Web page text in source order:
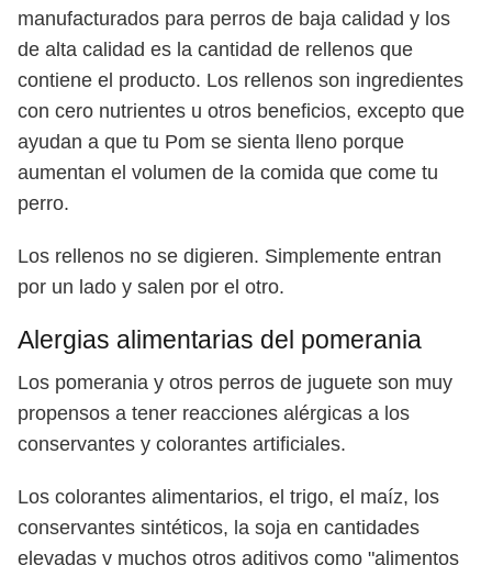
manufacturados para perros de baja calidad y los
de alta calidad es la cantidad de rellenos que
contiene el producto. Los rellenos son ingredientes
con cero nutrientes u otros beneficios, excepto que
ayudan a que tu Pom se sienta lleno porque
aumentan el volumen de la comida que come tu
perro.
Los rellenos no se digieren. Simplemente entran
por un lado y salen por el otro.
Alergias alimentarias del pomerania
Los pomerania y otros perros de juguete son muy
propensos a tener reacciones alérgicas a los
conservantes y colorantes artificiales.
Los colorantes alimentarios, el trigo, el maíz, los
conservantes sintéticos, la soja en cantidades
elevadas y muchos otros aditivos como "alimentos